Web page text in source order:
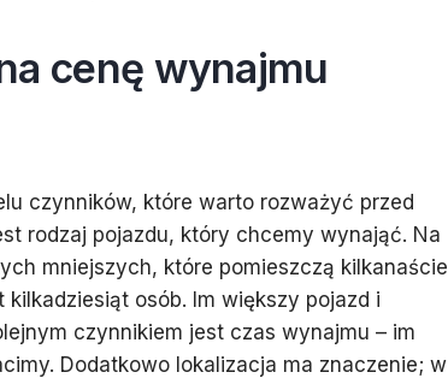
cenę wynajmu
czynników, które warto rozważyć przed
rodzaj pojazdu, który chcemy wynająć. Na
mniejszych, które pomieszczą kilkanaście
osób. Im większy pojazd i
czynnikiem jest czas wynajmu – im
Dodatkowo lokalizacja ma znaczenie; w